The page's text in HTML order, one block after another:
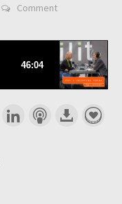
Comment